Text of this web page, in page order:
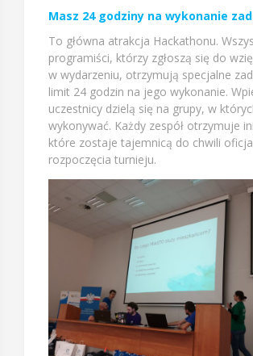
Masz 24 godziny na wykonanie
To główna atrakcja Hackathonu.
programiści, którzy zgłoszą się do
w wydarzeniu, otrzymują specjalne
limit 24 godzin na jego wykonanie.
uczestnicy dzielą się na grupy, w
wykonywać. Każdy zespół otrzymuje
które zostaje tajemnicą do chwili
rozpoczęcia turnieju.